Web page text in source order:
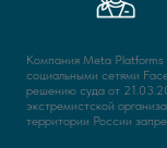
Компания Meta
социальными сетями
решению суда от
экстремистской
территории России